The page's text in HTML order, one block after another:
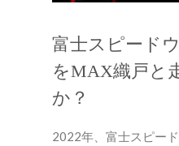
富士スピード
をMAX織戸と
か？
2022年、富士スピー